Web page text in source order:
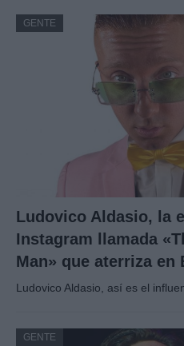
GENTE
Ludovico Aldasio, la
Instagram llamada
Man» que aterriza en
Ludovico Aldasio, así es el
GENTE